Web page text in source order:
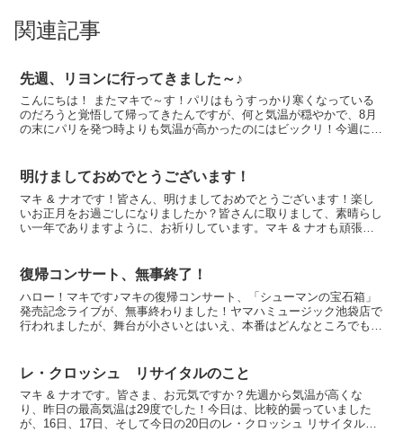
関連記事
先週、リヨンに行ってきました～♪
こんにちは！ またマキで～す！パリはもうすっかり寒くなっている
のだろうと覚悟して帰ってきたんですが、何と気温が穏やかで、8月
の末にパリを発つ時よりも気温が高かったのにはビックリ！今週にな
明けましておめでとうございます！
マキ & ナオです！皆さん、明けましておめでとうございます！楽し
いお正月をお過ごしになりましたか？皆さんに取りまして、素晴らし
い一年でありますように、お祈りしています。マキ & ナオも頑張り
復帰コンサート、無事終了！
ハロー！マキです♪マキの復帰コンサート、「シューマンの宝石箱」
発売記念ライブが、無事終わりました！ヤマハミュージック池袋店で
行われましたが、舞台が小さいとはいえ、本番はどんなところでも同
レ・クロッシュ リサイタルのこと
マキ & ナオです。皆さま、お元気ですか？先週から気温が高くな
り、昨日の最高気温は29度でした！今日は、比較的曇っていました
が、16日、17日、そして今日の20日のレ・クロッシュ リサイタルは